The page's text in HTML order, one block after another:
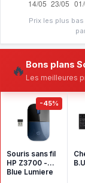
Prix les plus
🔥 Bons plans
Les meilleures
-45%
Souris sans fil
HP Z3700 -
Blue Lumiere